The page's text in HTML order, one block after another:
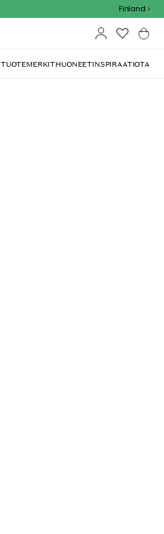
Finland
TUOTEMERKITHUONEETINSPIRAATIOTA